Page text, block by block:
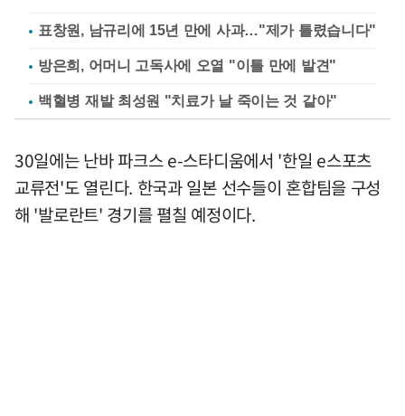
표창원, 남규리에 15년 만에 사과…"제가 틀렸습니다"
방은희, 어머니 고독사에 오열 "이틀 만에 발견"
백혈병 재발 최성원 "치료가 날 죽이는 것 같아"
30일에는 난바 파크스 e-스타디움에서 '한일 e스포츠
교류전'도 열린다. 한국과 일본 선수들이 혼합팀을 구성
해 '발로란트' 경기를 펼칠 예정이다.